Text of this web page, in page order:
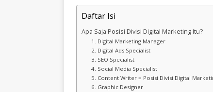
Daftar Isi
Apa Saja Posisi Divisi Digital Marketing Itu?
1. Digital Marketing Manager
2. Digital Ads Specialist
3. SEO Specialist
4. Social Media Specialist
5. Content Writer = Posisi Divisi Digital
6. Graphic Designer